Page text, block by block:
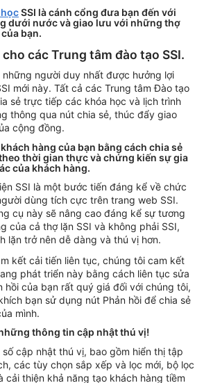
SSI là cánh cổng đưa bạn đến với
dưới nước và giao lưu với những thợ
bạn.
các Trung tâm đào tạo SSI.
những người duy nhất được hưởng lợi
mới này. Tất cả các Trung tâm Đào tạo
sẻ trực tiếp các khóa học và lịch trình
thông qua nút chia sẻ, thúc đẩy giao
cộng đồng.
hàng của bạn bằng cách chia sẻ
thời gian thực và chứng kiến sự gia
của khách hàng.
SSI là một bước tiến đáng kể về chức
dùng tích cực trên trang web SSI.
cụ này sẽ nâng cao đáng kể sự tương
của cả thợ lặn SSI và không phải SSI,
lặn trở nên dễ dàng và thú vị hơn.
kết cải tiến liên tục, chúng tôi cam kết
phát triển này bằng cách liên tục sửa
hồi của bạn rất quý giá đối với chúng tôi,
bạn sử dụng nút Phản hồi để chia sẻ
mình.
thông tin cập nhật thú vị!
cập nhật thú vị, bao gồm hiển thị tập
các tùy chọn sắp xếp và lọc mới, bộ lọc
cải thiện khả năng tạo khách hàng tiềm